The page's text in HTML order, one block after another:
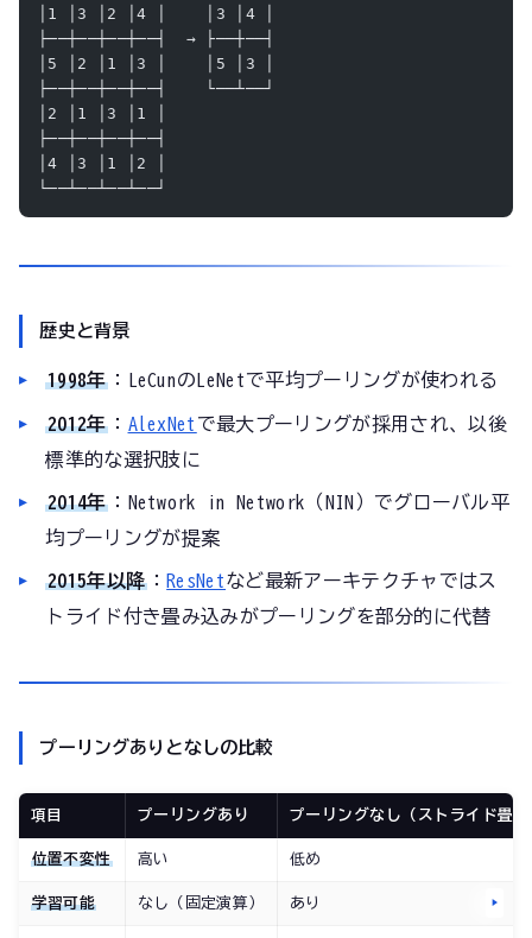
│1 │3 │2 │4 │    │3 │4 │
├──┼──┼──┼──┤  → ├──┼──┤
│5 │2 │1 │3 │    │5 │3 │
├──┼──┼──┼──┤    └──┴──┘
│2 │1 │3 │1 │
├──┼──┼──┼──┤
│4 │3 │1 │2 │
└──┴──┴──┴──┘
歴史と背景
1998年 ：LeCunのLeNetで平均プーリングが使われる
2012年 ： AlexNet で最大プーリングが採用され、以後
標準的な選択肢に
2014年 ：Network in Network（NIN）でグローバル平
均プーリングが提案
2015年以降： ResNetなど最新アーキテクチャではス
トライド付き畳み込みがプーリングを部分的に代替
プーリングありとなしの比較
項目 プーリングあり プーリングなし（ストライド畳
位置不変性 高い 低め
学習可能 なし（固定演算） あり